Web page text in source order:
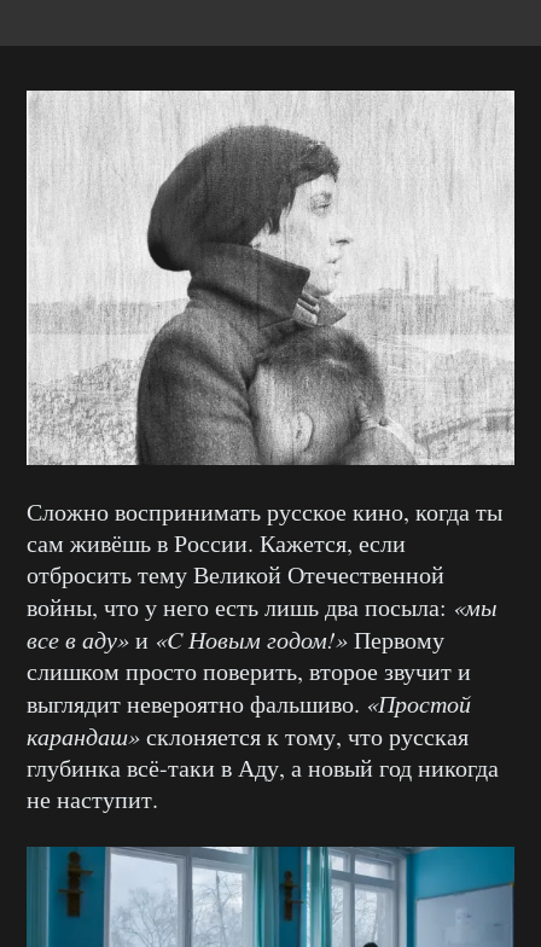
Сложно воспринимать русское кино, когда ты
сам живёшь в России. Кажется, если
отбросить тему Великой Отечественной
войны, что у него есть лишь два посыла: «мы
все в аду»и «C Новым годом!»Первому
слишком просто поверить, второе звучит и
выглядит невероятно фальшиво. «Простой
карандаш»склоняется к тому, что русская
глубинка всё-таки в Аду, а новый год никогда
не наступит.